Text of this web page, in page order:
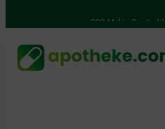
4.000 Mal in Deutschland